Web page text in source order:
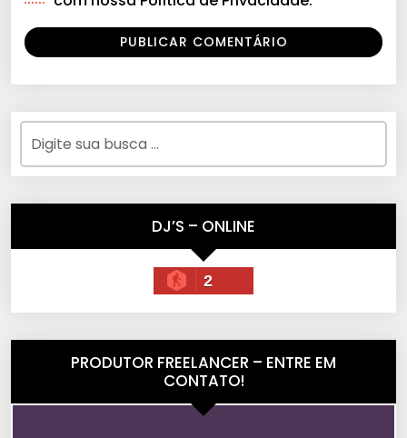
DJ’S – ONLINE
2
PRODUTOR FREELANCER – ENTRE EM
CONTATO!